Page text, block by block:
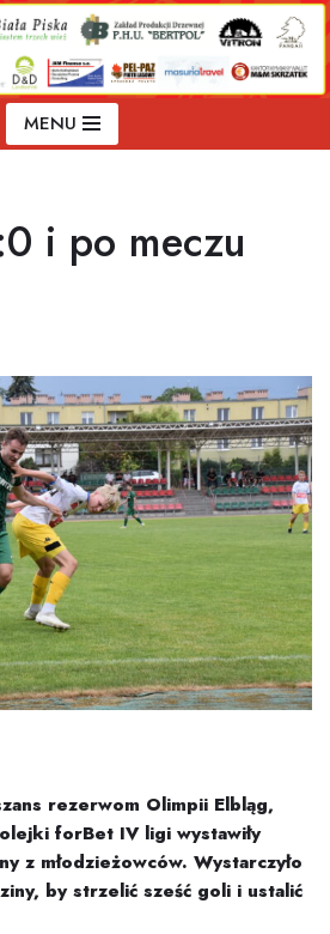
MENU
i po meczu
rezerwom Olimpii Elbląg,
forBet IV ligi wystawiły
z młodzieżowców. Wystarczyło
by strzelić sześć goli i ustalić